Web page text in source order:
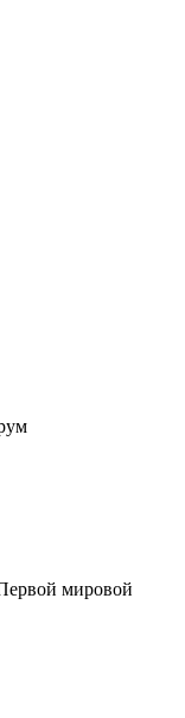
мировой